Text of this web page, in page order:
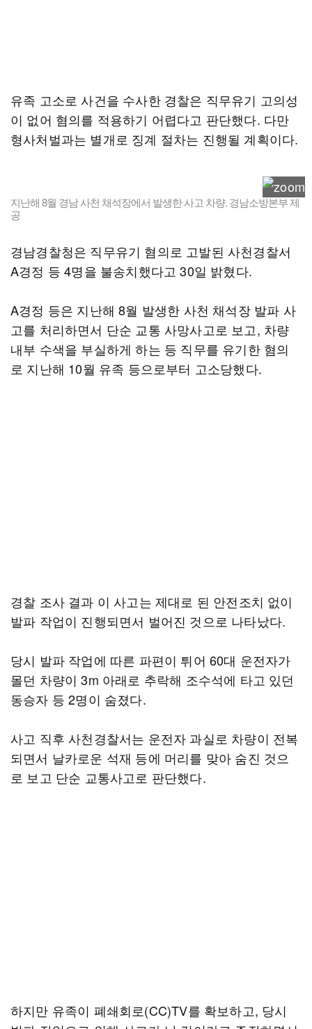
유족 고소로 사건을 수사한 경찰은 직무유기 고의성
이 없어 혐의를 적용하기 어렵다고 판단했다. 다만
형사처벌과는 별개로 징계 절차는 진행될 계획이다.
지난해 8월 경남 사천 채석장에서 발생한 사고 차량. 경남소방본부 제
공
경남경찰청은 직무유기 혐의로 고발된 사천경찰서
A경정 등 4명을 불송치했다고 30일 밝혔다.
A경정 등은 지난해 8월 발생한 사천 채석장 발파 사
고를 처리하면서 단순 교통 사망사고로 보고, 차량
내부 수색을 부실하게 하는 등 직무를 유기한 혐의
로 지난해 10월 유족 등으로부터 고소당했다.
경찰 조사 결과 이 사고는 제대로 된 안전조치 없이
발파 작업이 진행되면서 벌어진 것으로 나타났다.
당시 발파 작업에 따른 파편이 튀어 60대 운전자가
몰던 차량이 3m 아래로 추락해 조수석에 타고 있던
동승자 등 2명이 숨졌다.
사고 직후 사천경찰서는 운전자 과실로 차량이 전복
되면서 날카로운 석재 등에 머리를 맞아 숨진 것으
로 보고 단순 교통사고로 판단했다.
하지만 유족이 폐쇄회로(CC)TV를 확보하고, 당시